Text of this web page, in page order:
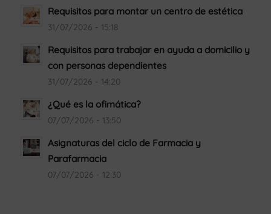
Requisitos para montar un centro de estética
31/07/2026 - 15:18
Requisitos para trabajar en ayuda a domicilio y
con personas dependientes
31/07/2026 - 14:20
¿Qué es la ofimática?
07/07/2026 - 13:50
Asignaturas del ciclo de Farmacia y
Parafarmacia
07/07/2026 - 12:30